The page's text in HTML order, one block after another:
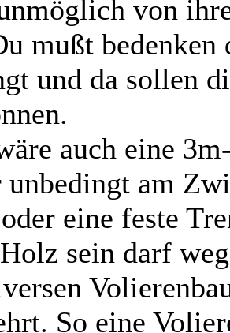
von
mußt
und da sollen
auch eine
unbedingt am
eine feste
sein darf
So eine